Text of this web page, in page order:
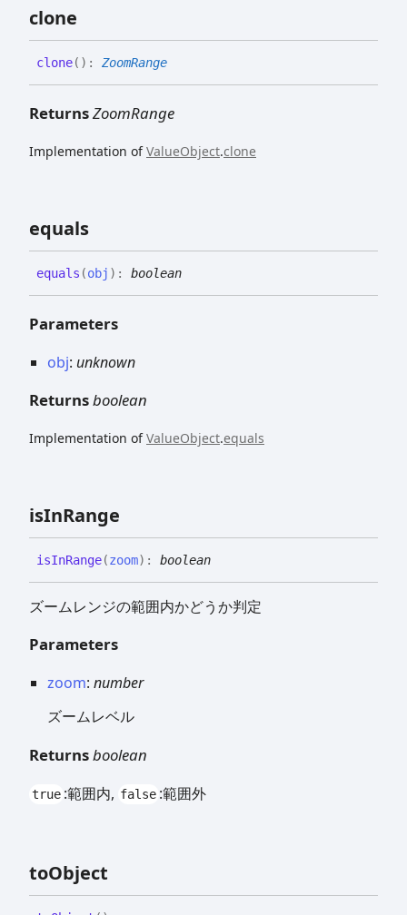
clone
clone( ) : ZoomRange
ReturnsZoomRange
Implementation ofValueObject.clone
equals
equals (obj ) : boolean
Parameters
obj: unknown
Returnsboolean
Implementation ofValueObject.equals
isInRange
isInRange(zoom) : boolean
ズームレンジの範囲内かどうか判定
Parameters
zoom: number
ズームレベル
Returnsboolean
true :範囲内, false :範囲外
toObject